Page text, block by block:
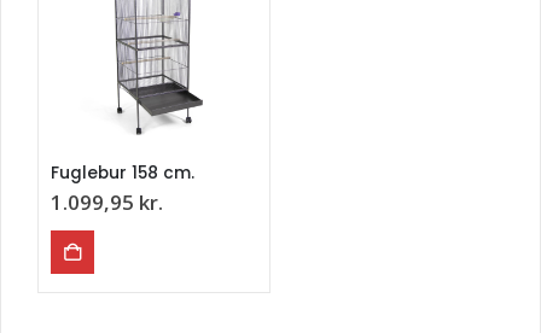
Fuglebur 158 cm.
1.099,95 kr.